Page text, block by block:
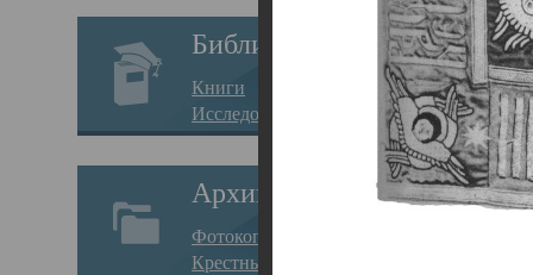
Библиотека
Книги
Исследования
Архив
Фотокопии дел
Крестные ходы